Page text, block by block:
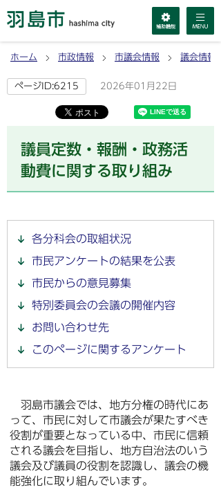
ホーム 市政情報 市議会情報 議会情報
ページID:6215 2026年01月22日
議員定数・報酬・政務活
動費に関する取り組み
各分科会の取組状況
市民アンケートの結果を公表
市民からの意見募集
特別委員会の会議の開催内容
お問い合わせ先
このページに関するアンケート
羽島市議会では、地方分権の時代にあ
って、市民に対して市議会が果たすべき
役割が重要となっている中、市民に信頼
される議会を目指し、地方自治法のいう
議会及び議員の役割を認識し、議会の機
能強化に取り組んでいます。